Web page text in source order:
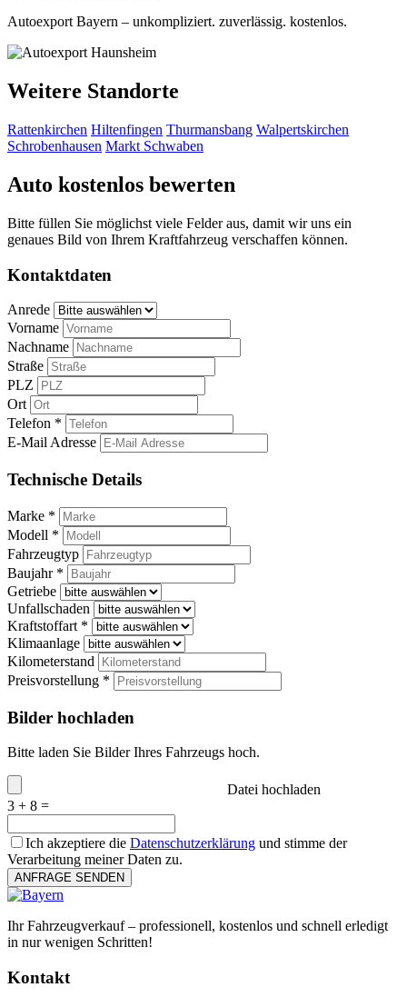
Autoexport Bayern – unkompliziert. zuverlässig. kostenlos.
Weitere Standorte
Rattenkirchen Hiltenfingen Thurmansbang Walpertskirchen
Schrobenhausen Markt Schwaben
Auto kostenlos bewerten
Bitte füllen Sie möglichst viele Felder aus, damit wir uns ein
genaues Bild von Ihrem Kraftfahrzeug verschaffen können.
Kontaktdaten
Anrede
Vorname
Nachname
Straße
PLZ
Ort
Telefon *
E-Mail Adresse
Technische Details
Marke *
Modell *
Fahrzeugtyp
Baujahr *
Getriebe
Unfallschaden
Kraftstoffart *
Klimaanlage
Kilometerstand
Preisvorstellung *
Bilder hochladen
Bitte laden Sie Bilder Ihres Fahrzeugs hoch.
Datei hochladen
3 + 8 =
Ich akzeptiere die Datenschutzerklärung und stimme der
Verarbeitung meiner Daten zu.
ANFRAGE SENDEN
Ihr Fahrzeugverkauf – professionell, kostenlos und schnell erledigt
in nur wenigen Schritten!
Kontakt